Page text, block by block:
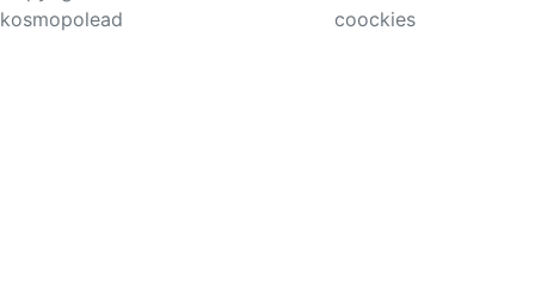
kosmopolead
coockies